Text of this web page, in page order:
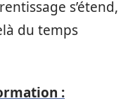
s’étend,
du temps
: